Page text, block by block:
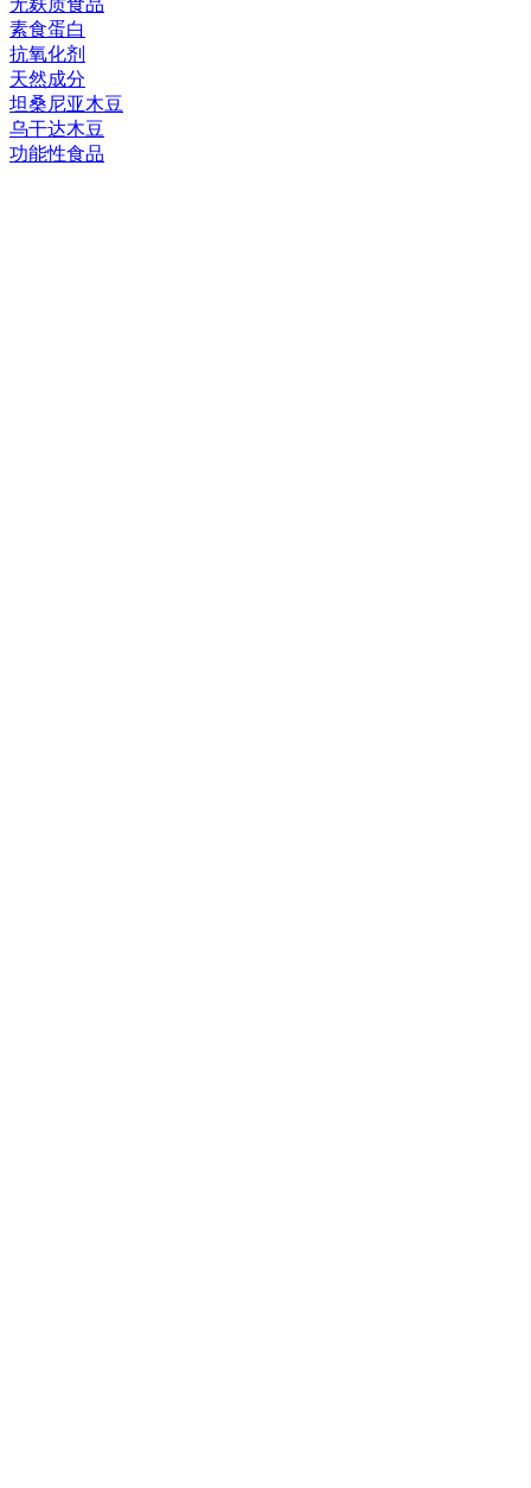
无麸质食品
素食蛋白
抗氧化剂
天然成分
坦桑尼亚木豆
乌干达木豆
功能性食品